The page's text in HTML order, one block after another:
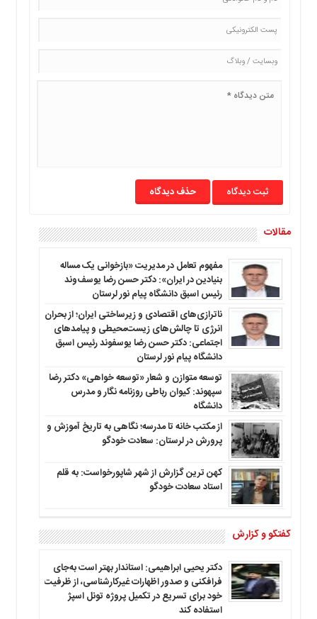
حذف دیدگاه
مقالات
مفهوم تعامل در مدیریت «بازخوانی یک مساله
بنیادین در ایران»: دکتر حسن رضا یوسف‌وند
رئیس اسبق دانشگاه پیام نور لرستان
ناترازی‌های اقتصادی و زیرساختی ایران؛ از بحران
انرژی تا چالش‌های زیست‌محیطی و پیامدهای
اجتماعی: دکتر حسن رضا یوسفوند رئیس اسبق
دانشگاه پیام نور لرستان
توسعه متوازن و شعار «توسعه خواهی» دکتر رضا
سپهوند: کیوان رباطی روزنامه نگار و مدرس
دانشگاه
از مکتب خانه تا مدرسه؛ نگاهی به تاریخ آموزش و
پرورش در لرستان: سعادت خودگو
کهن ترین گزارش از شهر شاپورخواست: به قلم
استاد سعادت خودگو
گفتگو و گزارش
دکتر یحیی ابراهیمی: استاندار بهتر است به‌جای
فرافکنی و صدور اظهارات غیرکارشناسی، از ظرفیت
خود برای تسریع در تکمیل پروژه تونل اسپژ
استفاده کند